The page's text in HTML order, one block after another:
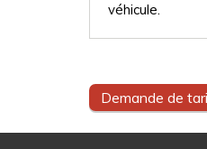
véhicule.
Demande de